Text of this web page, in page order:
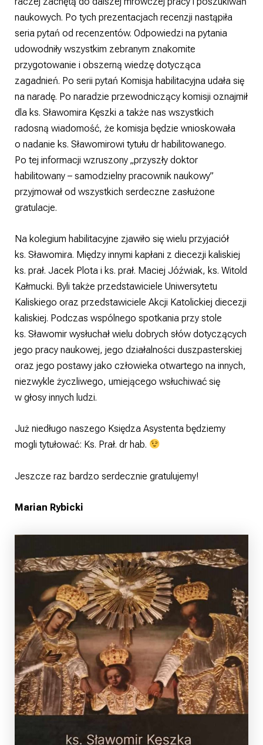
naukowych. Po tych prezentacjach recenzji nastąpiła
seria pytań od recenzentów. Odpowiedzi na pytania
udowodniły wszystkim zebranym znakomite
przygotowanie i obszerną wiedzę dotycząca
zagadnień. Po serii pytań Komisja habilitacyjna udała się
na naradę. Po naradzie przewodniczący komisji oznajmił
dla ks. Sławomira Kęszki a także nas wszystkich
radosną wiadomość, że komisja będzie wnioskowała
o nadanie ks. Sławomirowi tytułu dr habilitowanego.
Po tej informacji wzruszony „przyszły doktor
habilitowany – samodzielny pracownik naukowy”
przyjmował od wszystkich serdeczne zasłużone
gratulacje.
Na kolegium habilitacyjne zjawiło się wielu przyjaciół
ks. Sławomira. Między innymi kapłani z diecezji kaliskiej
ks. prał. Jacek Plota i ks. prał. Maciej Jóźwiak, ks. Witold
Kałmucki. Byli także przedstawiciele Uniwersytetu
Kaliskiego oraz przedstawiciele Akcji Katolickiej diecezji
kaliskiej. Podczas wspólnego spotkania przy stole
ks. Sławomir wysłuchał wielu dobrych słów dotyczących
jego pracy naukowej, jego działalności duszpasterskiej
oraz jego postawy jako człowieka otwartego na innych,
niezwykle życzliwego, umiejącego wsłuchiwać się
w głosy innych ludzi.
Już niedługo naszego Księdza Asystenta będziemy
mogli tytułować: Ks. Prał. dr hab.
Jeszcze raz bardzo serdecznie gratulujemy!
Marian Rybicki